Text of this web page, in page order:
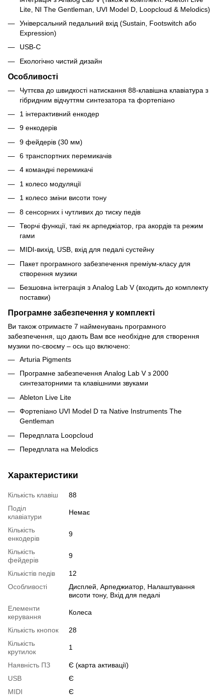
Lite, NI The Gentleman, UVI Model D, Loopcloud & Melodics)
Універсальний педальний вхід (Sustain, Footswitch або
Expression)
USB-C
Екологічно чистий дизайн
Особливості
Чуттєва до швидкості натискання 88-клавішна клавіатура з
гібридним відчуттям синтезатора та фортепіано
1 інтерактивний енкодер
9 енкодерів
9 фейдерів (30 мм)
6 транспортних перемикачів
4 командні перемикачі
1 колесо модуляції
1 колесо зміни висоти тону
8 сенсорних і чутливих до тиску педів
Творчі функції, такі як арпеджіатор, гра акордів та режим
гами
MIDI-вихід, USB, вхід для педалі сустейну
Пакет програмного забезпечення преміум-класу для
створення музики
Безшовна інтеграція з Analog Lab V (входить до комплекту
поставки)
Програмне забезпечення у комплекті
Ви також отримаєте 7 найменувань програмного
забезпечення, що дають Вам все необхідне для створення
музики по-своєму – ось що включено:
Arturia Pigments
Програмне забезпечення Analog Lab V з 2000
синтезаторними та клавішними звуками
Ableton Live Lite
Фортепіано UVI Model D та Native Instruments The
Gentleman
Передплата Loopcloud
Передплата на Melodics
Характеристики
Кількість клавіш
88
Поділ
клавіатури
Немає
Кількість
енкодерів
9
Кількість
фейдерів
9
Кількістів педів
12
Особливості
Дисплей, Арпеджиатор, Налаштування
висоти тону, Вхід для педалі
Елементи
керування
Колеса
Кількість кнопок
28
Кількість
крутилок
1
Наявність ПЗ
Є (карта активації)
USB
Є
MIDI
Є